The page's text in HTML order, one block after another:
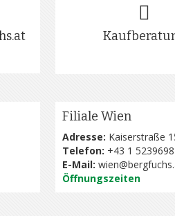
Filiale Wien
Adresse: Kaiserstraße
Telefon: +43 1 5239698
E-Mail:
Öffnungszeiten